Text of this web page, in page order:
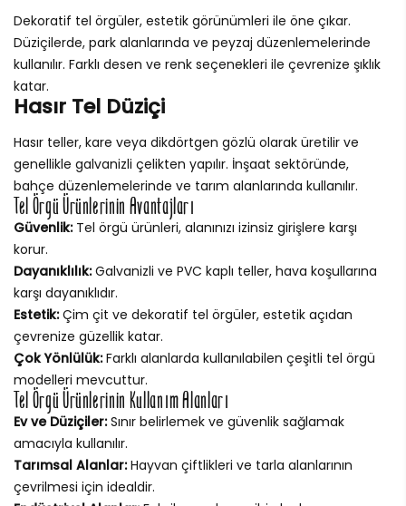
Dekoratif tel örgüler, estetik görünümleri ile öne çıkar.
Düziçilerde, park alanlarında ve peyzaj düzenlemelerinde
kullanılır. Farklı desen ve renk seçenekleri ile çevrenize şıklık
katar.
Hasır Tel Düziçi
Hasır teller, kare veya dikdörtgen gözlü olarak üretilir ve
genellikle galvanizli çelikten yapılır. İnşaat sektöründe,
bahçe düzenlemelerinde ve tarım alanlarında kullanılır.
Tel Örgü Ürünlerinin Avantajları
Güvenlik:Tel örgü ürünleri, alanınızı izinsiz girişlere karşı
korur.
Dayanıklılık:Galvanizli ve PVC kaplı teller, hava koşullarına
karşı dayanıklıdır.
Estetik:Çim çit ve dekoratif tel örgüler, estetik açıdan
çevrenize güzellik katar.
Çok Yönlülük:Farklı alanlarda kullanılabilen çeşitli tel örgü
modelleri mevcuttur.
Tel Örgü Ürünlerinin Kullanım Alanları
Ev ve Düziçiler:Sınır belirlemek ve güvenlik sağlamak
amacıyla kullanılır.
Tarımsal Alanlar:Hayvan çiftlikleri ve tarla alanlarının
çevrilmesi için idealdir.